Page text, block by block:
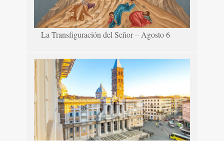
La Transfiguración del Señor – Agosto 6